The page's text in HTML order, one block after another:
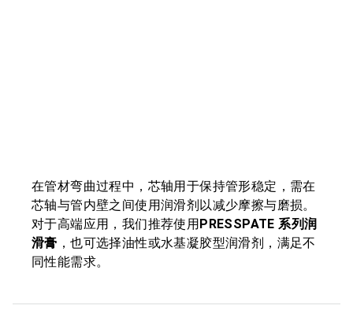
在管材弯曲过程中，芯轴用于保持管形稳定，需在
芯轴与管内壁之间使用润滑剂以减少摩擦与磨损。
对于高端应用，我们推荐使用PRESSPATE 系列润
滑膏 ，也可选择油性或水基凝胶型润滑剂，满足不
同性能需求。